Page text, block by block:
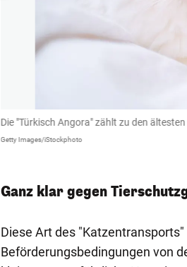
Die "Türkisch Angora" zählt zu den
Getty Images/iStockphoto
Ganz klar gegen
Diese Art des
Beförderungsbedingungen von